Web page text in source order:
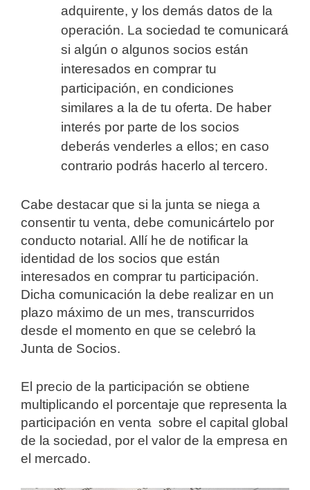
adquirente, y los demás datos de la
operación. La sociedad te comunicará
si algún o algunos socios están
interesados en comprar tu
participación, en condiciones
similares a la de tu oferta. De haber
interés por parte de los socios
deberás venderles a ellos; en caso
contrario podrás hacerlo al tercero.
Cabe destacar que si la junta se niega a
consentir tu venta, debe comunicártelo por
conducto notarial. Allí he de notificar la
identidad de los socios que están
interesados en comprar tu participación.
Dicha comunicación la debe realizar en un
plazo máximo de un mes, transcurridos
desde el momento en que se celebró la
Junta de Socios.
El precio de la participación se obtiene
multiplicando el porcentaje que representa la
participación en venta sobre el capital global
de la sociedad, por el valor de la empresa en
el mercado.